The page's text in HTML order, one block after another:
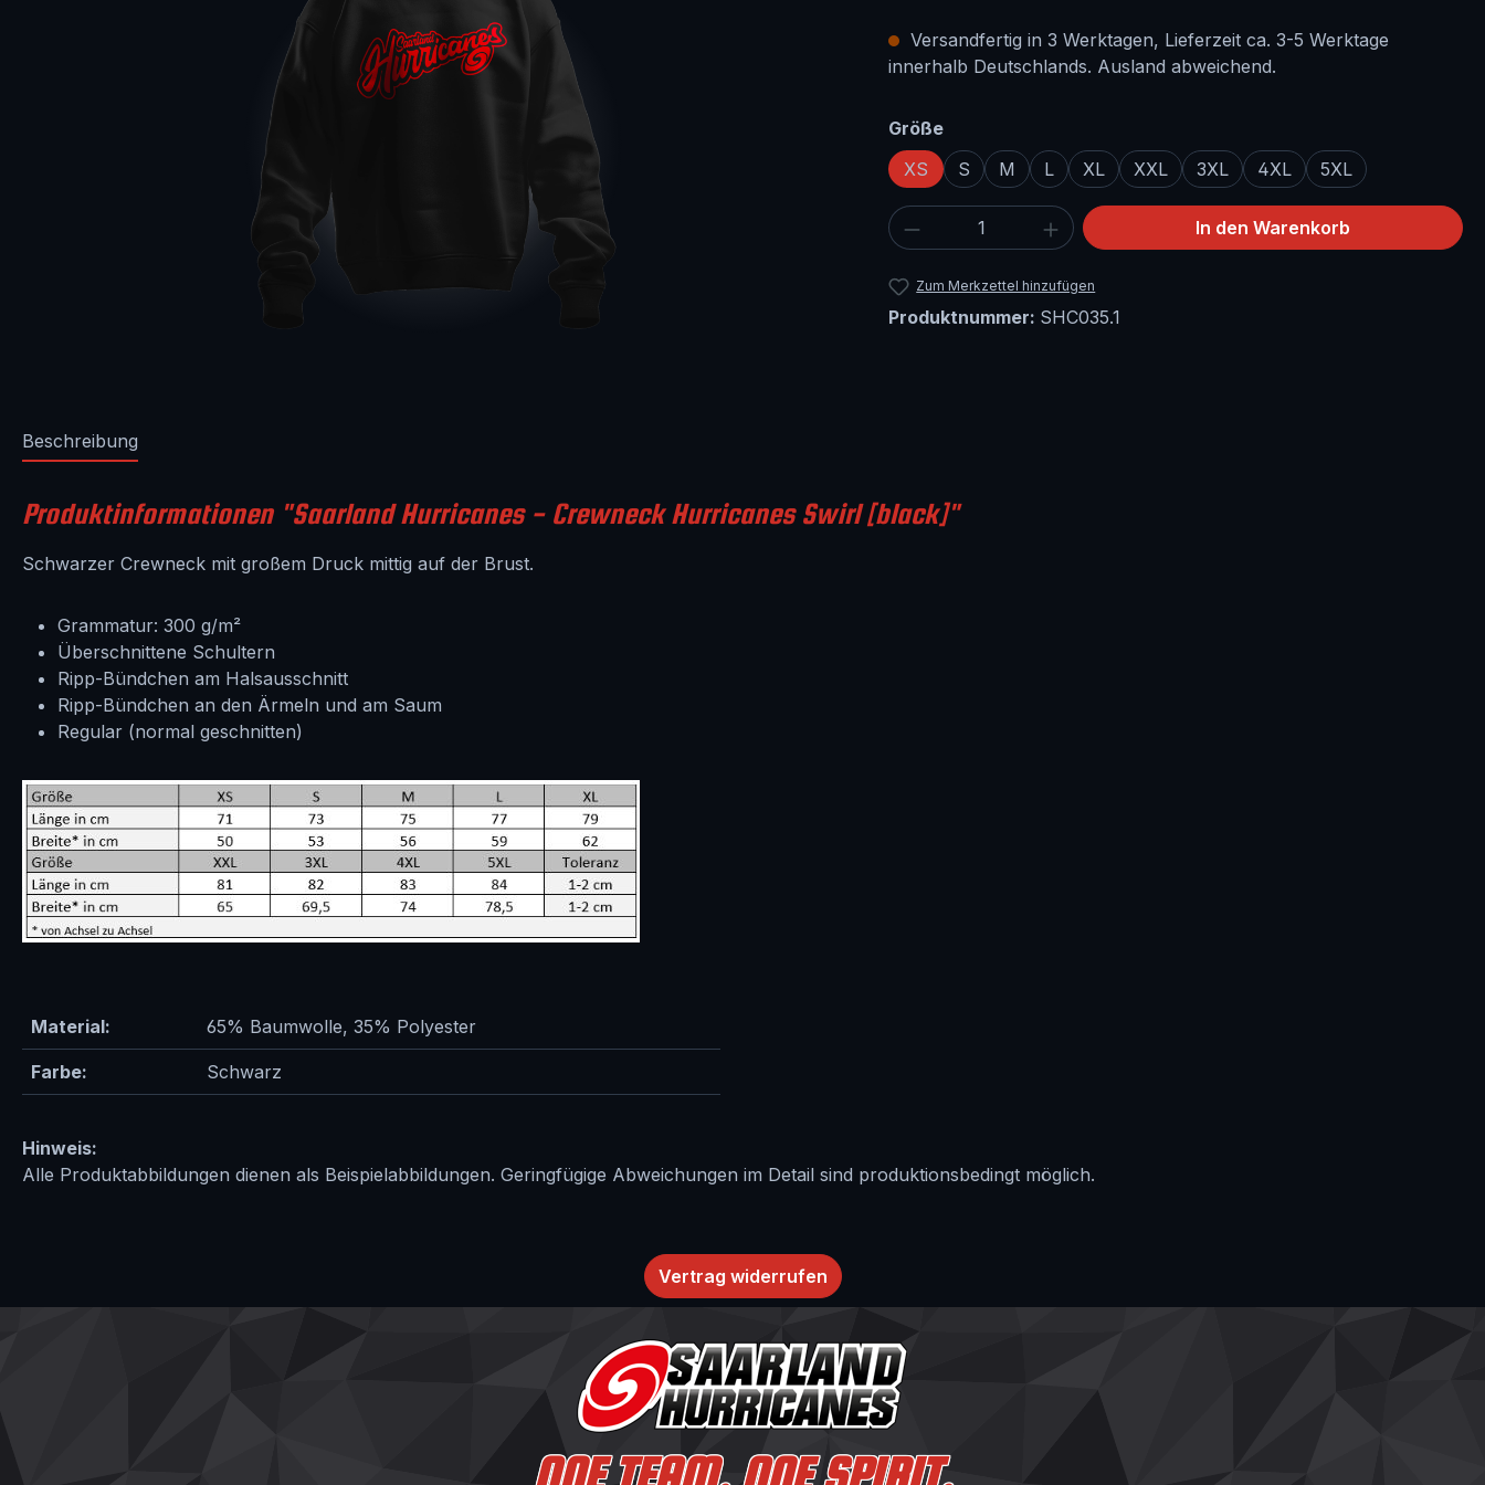
Hinweis:
Alle Produktabbildungen dienen als Beispielabbildungen. Geringfügige Abweichungen im Detail sind produktionsbedingt möglich.
Versandfertig in 3 Werktagen, Lieferzeit ca. 3-5 Werktage
innerhalb Deutschlands. Ausland abweichend.
Größeauswählen
XS
S M L XL XXL 3XL 4XL 5XL
Produkt Anzahl: Gib den gewünschten Wert
In den Warenkorb
Zum Merkzettel hinzufügen
Produktnummer: SHC035.1
Beschreibung
Produktinformationen "Saarland Hurricanes - Crewneck Hurricanes Swirl [black]"
Schwarzer Crewneck mit großem Druck mittig auf der Brust.
Grammatur: 300 g/m²
Überschnittene Schultern
Ripp-Bündchen am Halsausschnitt
Ripp-Bündchen an den Ärmeln und am Saum
Regular (normal geschnitten)
Material: 65% Baumwolle, 35% Polyester
Farbe: Schwarz
Vertrag widerrufen